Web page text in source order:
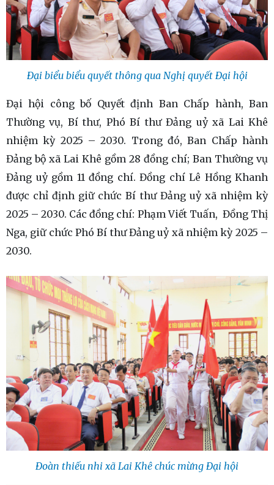
Đại biểu biểu quyết thông qua Nghị quyết Đại hội
Đại hội công bố Quyết định Ban Chấp hành, Ban
Thường vụ, Bí thư, Phó Bí thư Đảng uỷ xã Lai Khê
nhiệm kỳ 2025 – 2030. Trong đó, Ban Chấp hành
Đảng bộ xã Lai Khê gồm 28 đồng chí; Ban Thường vụ
Đảng uỷ gồm 11 đồng chí. Đồng chí Lê Hồng Khanh
được chỉ định giữ chức Bí thư Đảng uỷ xã nhiệm kỳ
2025 – 2030. Các đồng chí: Phạm Viết Tuấn, Đồng Thị
Nga, giữ chức Phó Bí thư Đảng uỷ xã nhiệm kỳ 2025 –
2030.
Đoàn thiếu nhi xã Lai Khê chúc mừng Đại hội